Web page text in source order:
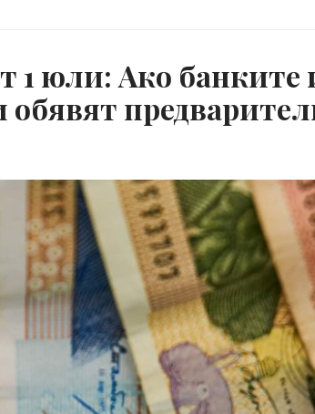
1 юли: Ако
обявят